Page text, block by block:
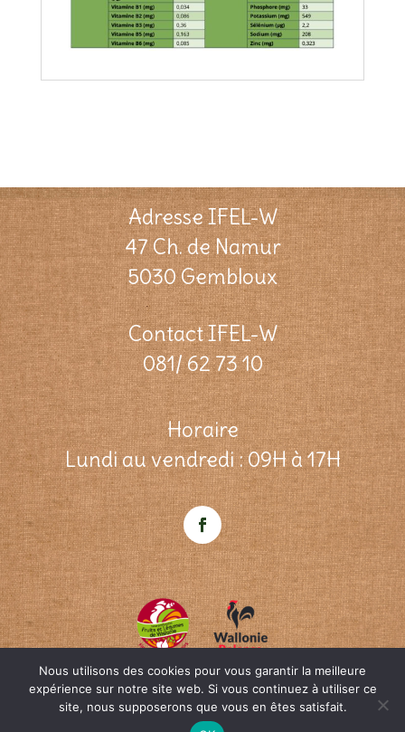
Adresse IFEL-W
47 Ch. de Namur
5030 Gembloux
Contact IFEL-W
081/ 62 73 10
Horaire
Lundi au vendredi : 09H à 17H
© ifel-w.be Une créationOpenWeb&Agence
Nous utilisons des cookies pour vous garantir la meilleure
expérience sur notre site web. Si vous continuez à utiliser ce
site, nous supposerons que vous en êtes satisfait.